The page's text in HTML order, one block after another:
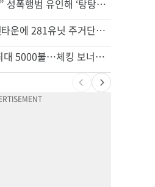
“내 딸 건드렸지” 성폭행범 유인해 ‘탕탕’…아빠의 복수 결말
부에나파크 한인타운에 281유닛 주거단지 들어선다
계좌만 열어도 최대 5000불…체킹 보너스 무한 경쟁